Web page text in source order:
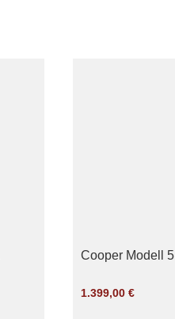
Cooper Modell 5
1.399,00 €